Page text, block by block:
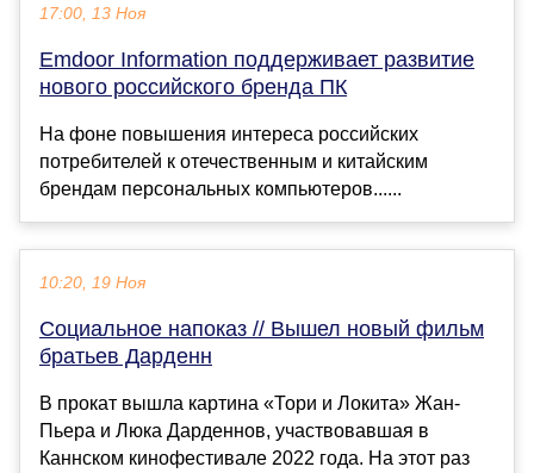
17:00, 13 Ноя
Emdoor Information поддерживает развитие
нового российского бренда ПК
На фоне повышения интереса российских
потребителей к отечественным и китайским
брендам персональных компьютеров......
10:20, 19 Ноя
Социальное напоказ // Вышел новый фильм
братьев Дарденн
В прокат вышла картина «Тори и Локита» Жан-
Пьера и Люка Дарденнов, участвовавшая в
Каннском кинофестивале 2022 года. На этот раз